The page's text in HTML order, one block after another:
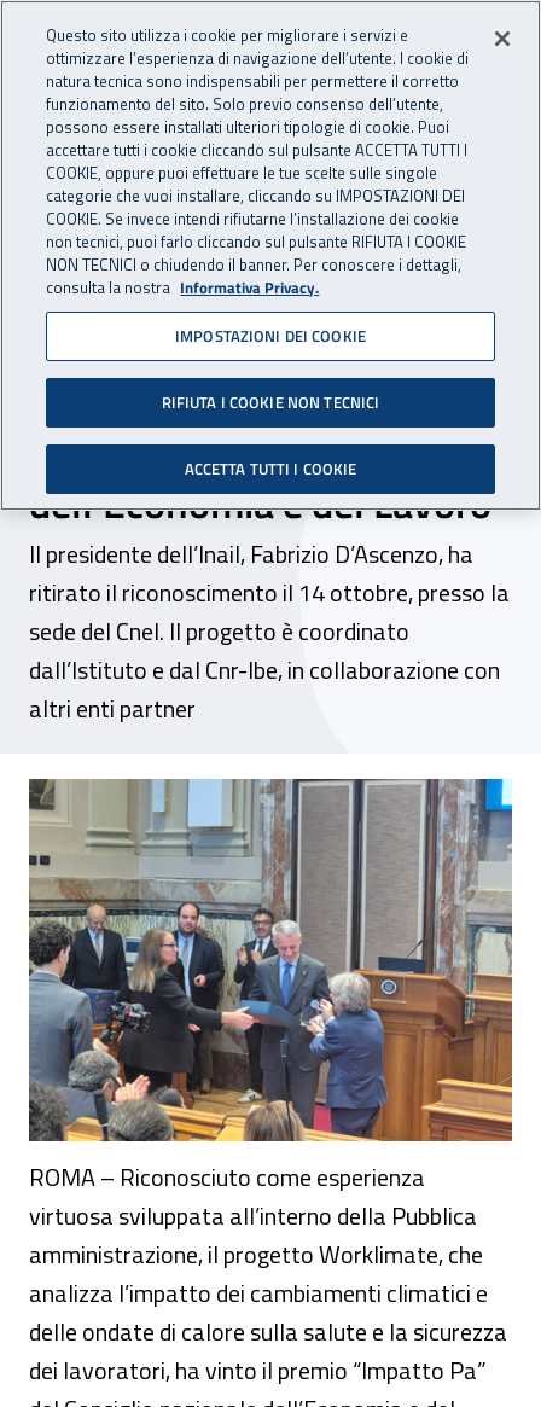
INAIL - Istituto Nazionale
Apri cerca
Navigazione principale
Navigazione - Ti trovi in:
Home Inail comunica News
14 ottobre 2025
Worklimate 2.0 vince il
premio “Impatto Pa” del
Consiglio nazionale
dell’Economia e del Lavoro
Il presidente dell’Inail, Fabrizio D’Ascenzo, ha
ritirato il riconoscimento il 14 ottobre, presso la
sede del Cnel. Il progetto è coordinato
dall’Istituto e dal Cnr-Ibe, in collaborazione con
altri enti partner
Worklimate 2.0 vince il premio “Impatto
ROMA – Riconosciuto come esperienza
virtuosa sviluppata all’interno della Pubblica
amministrazione, il progetto Worklimate, che
analizza l’impatto dei cambiamenti climatici e
delle ondate di calore sulla salute e la sicurezza
dei lavoratori, ha vinto il premio “Impatto Pa”
Questo sito utilizza i cookie per migliorare i servizi e
ottimizzare l’esperienza di navigazione dell’utente. I cookie di
natura tecnica sono indispensabili per permettere il corretto
funzionamento del sito. Solo previo consenso dell’utente,
possono essere installati ulteriori tipologie di cookie. Puoi
accettare tutti i cookie cliccando sul pulsante ACCETTA TUTTI I
COOKIE, oppure puoi effettuare le tue scelte sulle singole
categorie che vuoi installare, cliccando su IMPOSTAZIONI DEI
COOKIE. Se invece intendi rifiutarne l’installazione dei cookie
non tecnici, puoi farlo cliccando sul pulsante RIFIUTA I COOKIE
NON TECNICI o chiudendo il banner. Per conoscere i dettagli,
consulta la nostra Informativa Privacy.
IMPOSTAZIONI DEI COOKIE
RIFIUTA I COOKIE NON TECNICI
ACCETTA TUTTI I COOKIE